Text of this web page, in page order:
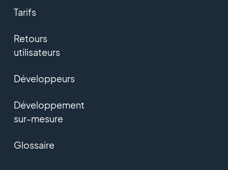
Tarifs
Retours
utilisateurs
Développeurs
Développement
sur-mesure
Glossaire